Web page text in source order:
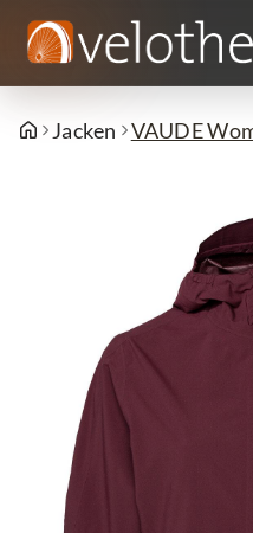
Jacken VAUDE